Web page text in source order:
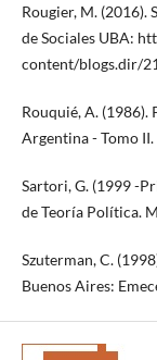
Rougier, M. (2016).
de Sociales UBA:
content/blogs.dir/
Rouquié, A.
Argentina - Tomo
Sartori, G. (1999 -
de Teoría Política.
Szuterman, C.
Buenos Aires: